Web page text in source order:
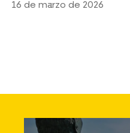
16 de marzo de 2026